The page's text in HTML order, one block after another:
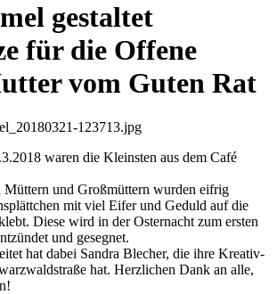
gestaltet
für die Offene
vom Guten Rat
waren die Kleinsten aus dem Café
Müttern und Großmüttern wurden eifrig
mit viel Eifer und Geduld auf die
Diese wird in der Osternacht zum ersten
und gesegnet.
hat dabei Sandra Blecher, die ihre Kreativ-
hat. Herzlichen Dank an alle,